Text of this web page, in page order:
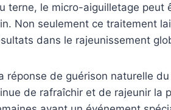
terne, le micro-aiguilletage peut
Non seulement ce traitement
dans le rajeunissement
réponse de guérison naturelle
de rafraîchir et de rajeunir la